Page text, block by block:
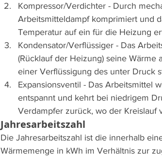
Kompressor/Verdichter - Durch
Arbeitsmitteldampf komprimiert und
Temperatur auf ein für die Heizung
Kondensator/Verflüssiger - Das
(Rücklauf der Heizung) seine Wärme
einer Verflüssigung des unter Druck
Expansionsventil - Das Arbeitsmittel
entspannt und kehrt bei niedrigem
Verdampfer zurück, wo der Kreislauf
Jahresarbeitszahl
Die Jahresarbeitszahl ist die innerhalb
Wärmemenge in kWh im Verhältnis zur